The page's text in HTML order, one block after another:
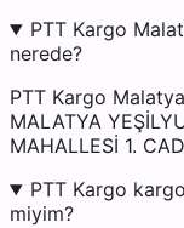
PTT Kargo
nerede?
PTT Kargo
MALATYA
MAHALLESİ 1.
PTT Kargo
miyim?